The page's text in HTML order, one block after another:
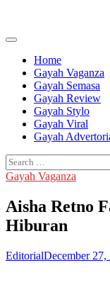
content
Home
Gayah Vaganza
Gayah Semasa
Gayah Review
Gayah Stylo
Gayah Viral
Gayah
Search
for:
Gayah Vaganza
Aisha Retno
Hiburan
EditorialDecember 27,